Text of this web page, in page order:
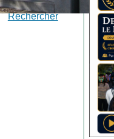
Rechercher